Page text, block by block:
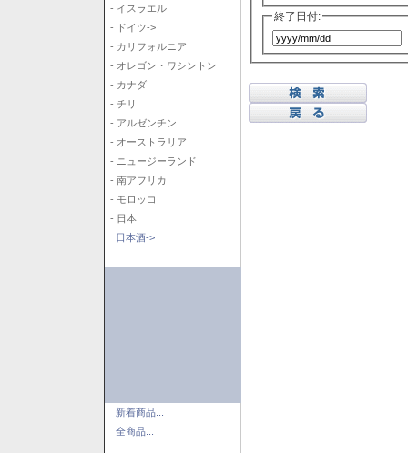
- イスラエル
- ドイツ->
- カリフォルニア
- オレゴン・ワシントン
- カナダ
- チリ
- アルゼンチン
- オーストラリア
- ニュージーランド
- 南アフリカ
- モロッコ
- 日本
日本酒->
新着商品...
全商品...
終了日付: